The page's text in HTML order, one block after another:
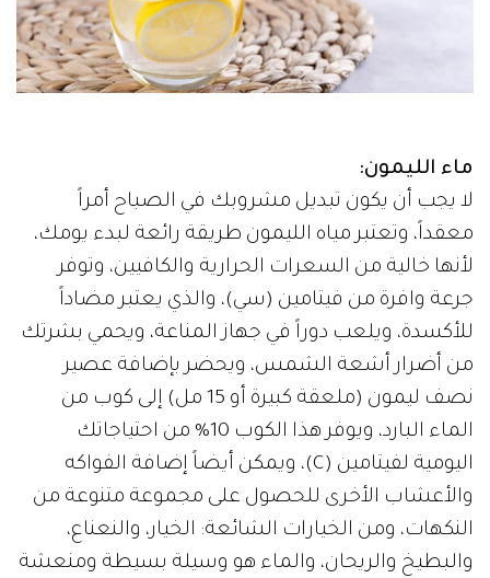
ماء الليمون:
لا يجب أن يكون تبديل مشروبك في الصباح أمراً
معقداً، وتعتبر مياه الليمون طريقة رائعة لبدء يومك،
لأنها خالية من السعرات الحرارية والكافيين، وتوفر
جرعة وافرة من فيتامين (سي)، والذي يعتبر مضاداً
للأكسدة، ويلعب دوراً في جهاز المناعة، ويحمي بشرتك
من أضرار أشعة الشمس، ويحضر بإضافة عصير
نصف ليمون (ملعقة كبيرة أو 15 مل) إلى كوب من
الماء البارد، ويوفر هذا الكوب 10% من احتياجاتك
اليومية لفيتامين (C)، ويمكن أيضاً إضافة الفواكه
والأعشاب الأخرى للحصول على مجموعة متنوعة من
النكهات، ومن الخيارات الشائعة: الخيار، والنعناع،
والبطيخ والريحان، والماء هو وسيلة بسيطة ومنعشة